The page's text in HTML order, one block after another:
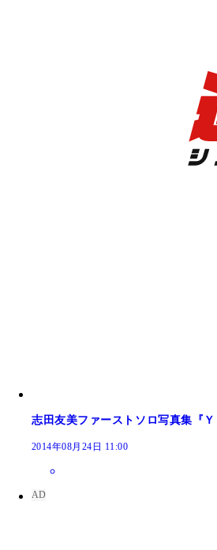
志田友美ファーストソロ写真集『
2014年08月24日 11:00